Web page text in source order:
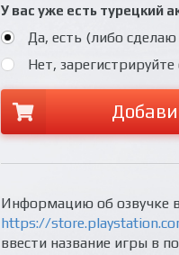
У вас уже есть турецкий
Да, есть (либо сделаю
Нет,
Информацию об озвучке
https://
ввести название игры в